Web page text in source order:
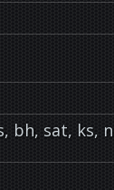
bh, sat, ks,